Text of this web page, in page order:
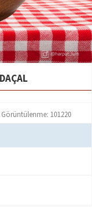
Görüntülenme: 101220